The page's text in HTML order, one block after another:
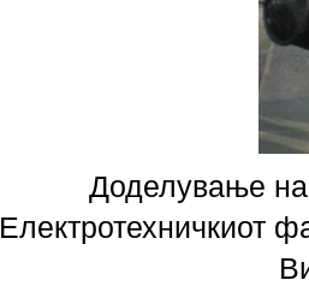
Доделување на
Електротехничкиот